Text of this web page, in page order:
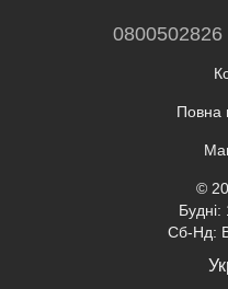
0800502826
Повна
©
Сб-Нд: